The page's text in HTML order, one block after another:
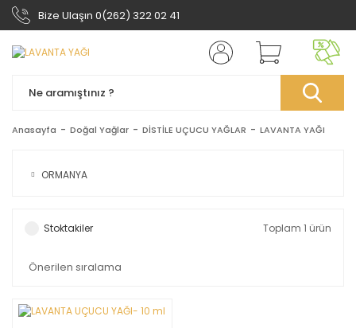
Bize Ulaşın 0(262) 322 02 41
Anasayfa Doğal Yağlar DİSTİLE UÇUCU YAĞLAR LAVANTA YAĞI
ORMANYA
Stoktakiler Toplam 1 ürün